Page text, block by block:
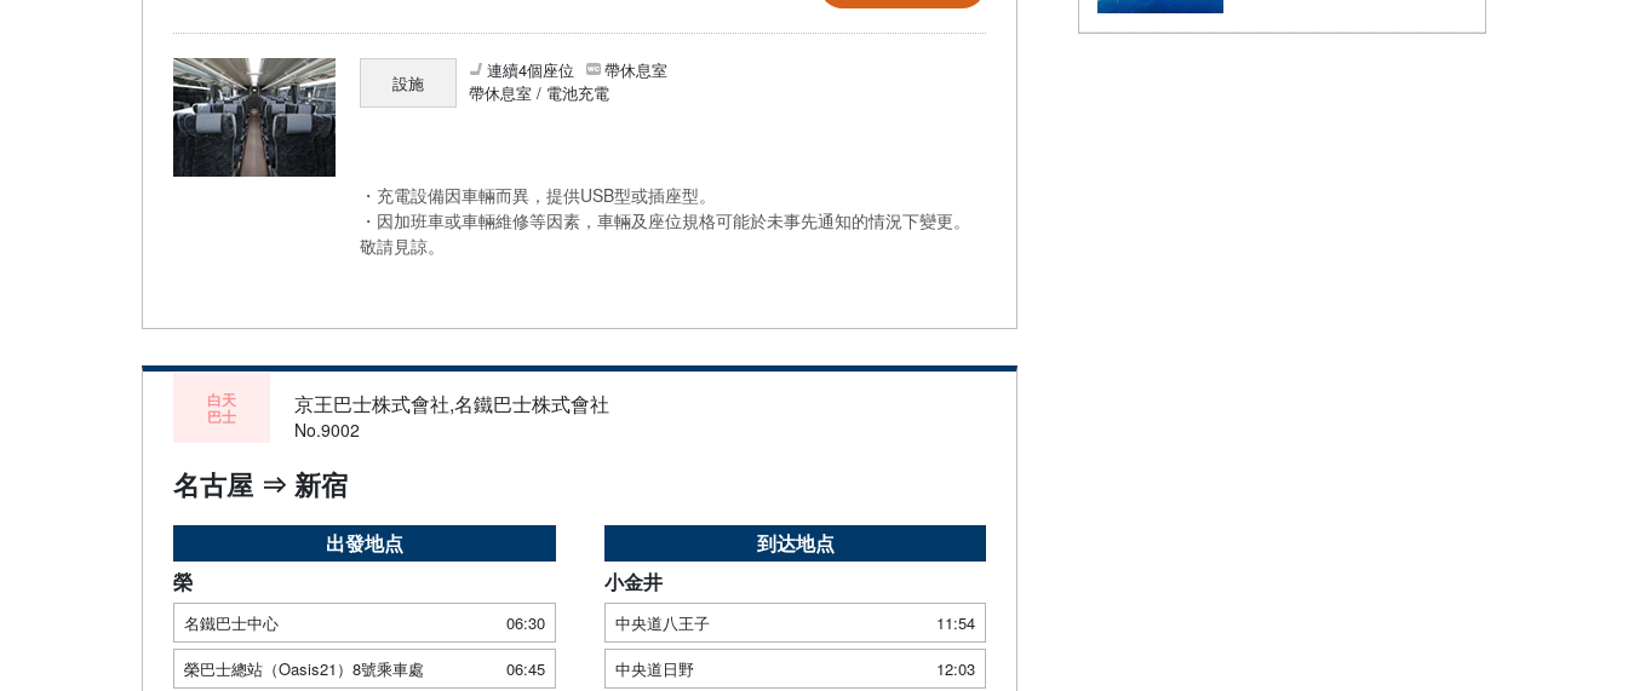
設施
連續4個座位
帶休息室
帶休息室 / 電池充電
・充電設備因車輛而異，提供USB型或插座型。
・因加班車或車輛維修等因素，車輛及座位規格可能於未事先通知的情況下變更。
敬請見諒。
白天
巴士 京王巴士株式會社,名鐵巴士株式會社
No.9002
名古屋 ⇒ 新宿
出發地点
榮
名鐵巴士中心
06:30
榮巴士總站（Oasis21）8號乘車處
06:45
到达地点
小金井
中央道八王子
11:54
中央道日野
12:03